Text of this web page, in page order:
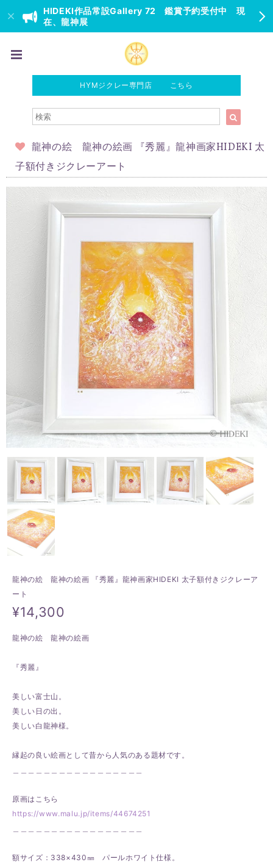
HIDEKI作品常設Gallery 72 鑑賞予約受付中 現
在、龍神展
HYMジクレー専門店 こちら
龍神の絵 龍神の絵画 『秀麗』龍神画家HIDEKI 太
子額付きジクレーアート
龍神の絵 龍神の絵画 『秀麗』龍神画家HIDEKI 太子額付きジクレーア
ート
¥14,300
龍神の絵 龍神の絵画
『秀麗』
美しい富士山。
美しい日の出。
美しい白龍神様。
縁起の良い絵画として昔から人気のある題材です。
原画はこちら
https://www.malu.jp/items/44674251
額サイズ：338×430㎜ パールホワイト仕様。